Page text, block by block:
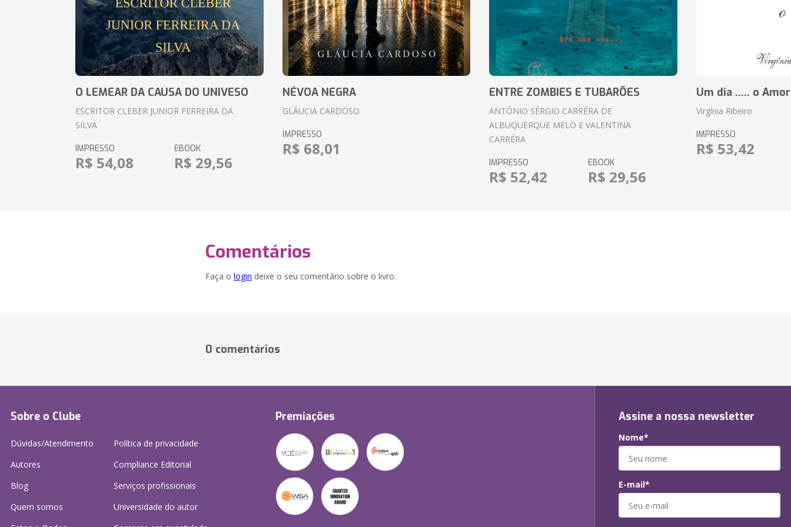
O LEMEAR DA CAUSA DO UNIVESO
ESCRITOR CLEBER JUNIOR FERREIRA DA
SILVA
IMPRESSO
R$ 54,08
EBOOK
R$ 29,56
NÉVOA NEGRA
GLÁUCIA CARDOSO
IMPRESSO
R$ 68,01
ENTRE ZOMBIES E TUBARÕES
ANTÔNIO SÉRGIO CARRÉRA DE
ALBUQUERQUE MELO E VALENTINA
CARRÉRA
IMPRESSO
R$ 52,42
EBOOK
R$ 29,56
Um dia ..... o Amor
Virgínia Ribeiro
IMPRESSO
R$ 53,42
Comentários
Faça o login deixe o seu comentário sobre o livro.
0 comentários
Sobre o Clube
Dúvidas/Atendimento
Autores
Blog
Quem somos
Política de privacidade
Compliance Editorial
Serviços profissionais
Universidade do autor
Premiações Assine a nossa newsletter
Nome*
E-mail*